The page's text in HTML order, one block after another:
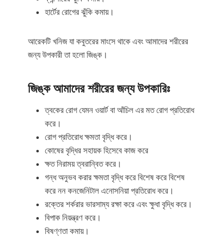
হার্টের রোগের ঝুঁকি কমায়।
আরেকটি খনিজ যা কবুতরের মাংসে থাকে এবং আমাদের শরীরের
জন্য উপকারী তা হলো জিঙ্ক।
জিঙ্ক আমাদের শরীরের জন্য উপকারিঃ
ত্বকের রোগ যেমন ওয়ার্ট বা আঁচিল এর মত রোগ প্রতিরোধ
করে।
রোগ প্রতিরোধ ক্ষমতা বৃদ্ধি করে।
কোষের বৃদ্ধির সহায়ক হিসেবে কাজ করে
ক্ষত নিরাময় ত্বরান্বিত করে।
গন্ধ অনুভব করার ক্ষমতা বৃদ্ধি করে বিশেষ করে বিশেষ
করে নন কনজেনিটাল এনোসনিয়া প্রতিরোধ করে।
রক্তের শর্করার ভারসাম্য রক্ষা করে এবং ক্ষুধা বৃদ্ধি করে।
বিপাক নিয়ন্ত্রণ করে।
বিষণ্ণতা কমায়।